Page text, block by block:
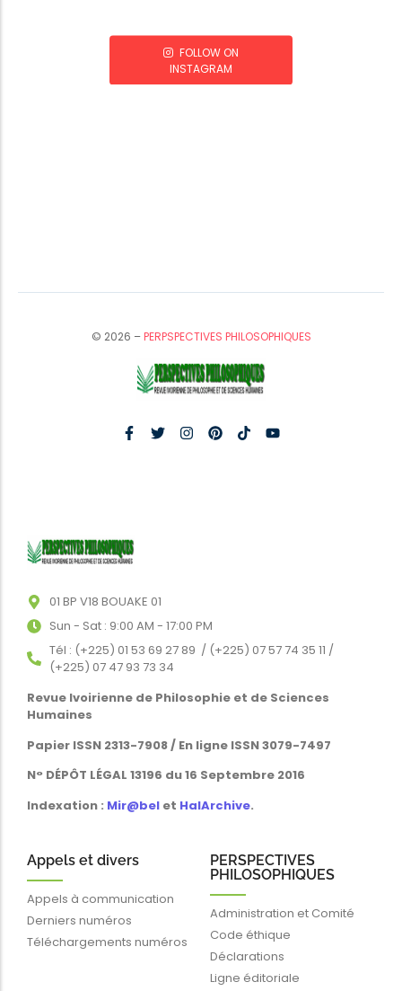
FOLLOW ON
INSTAGRAM
© 2026 –PERPSPECTIVES PHILOSOPHIQUES
01 BP V18 BOUAKE 01
Sun - Sat : 9:00 AM - 17:00 PM
Tél : (+225) 01 53 69 27 89 / (+225) 07 57 74 35 11 /
(+225) 07 47 93 73 34
Revue Ivoirienne de Philosophie et de Sciences
Humaines
Papier ISSN 2313-7908 / En ligne ISSN 3079-7497
N° DÉPÔT LÉGAL 13196 du 16 Septembre 2016
Indexation : Mir@bel et HalArchive.
Appels et divers
Appels à communication
Derniers numéros
Téléchargements numéros
PERSPECTIVES
PHILOSOPHIQUES
Administration et Comité
Code éthique
Déclarations
Ligne éditoriale